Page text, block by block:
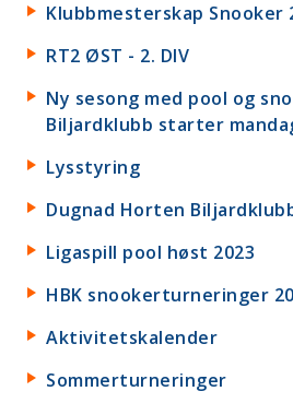
Klubbmesterskap Snooker
RT2 ØST - 2. DIV
Ny sesong med pool og
Biljardklubb starter
Lysstyring
Dugnad Horten
Ligaspill pool høst 2023
HBK snookerturneringer
Aktivitetskalender
Sommerturneringer